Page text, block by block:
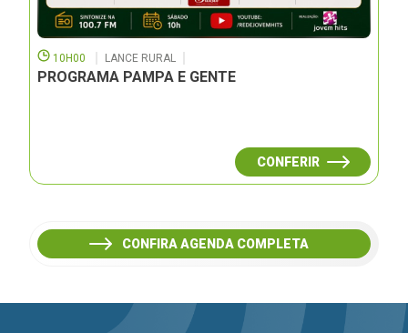
10H00 LANCE RURAL
PROGRAMA PAMPA E GENTE
CONFERIR
CONFIRA AGENDA COMPLETA